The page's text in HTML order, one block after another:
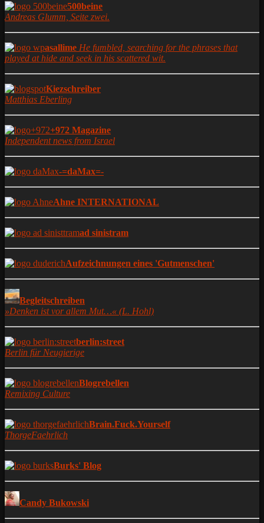
500beine
Andreas Glumm, Seite zwei.
asallime He fumbled, searching for the phrases that
played at hide and seek in his scattered wit.
Kiezschreiber
Matthias Eberling
+972 Magazine
Independent news from Israel
-=daMax=-
Ahne INTERNATIONAL
ad sinistram
Aufzeichnungen eines 'Gutmenschen'
Begleitschreiben
»Denken ist vor allem Mut…« (L. Hohl)
berlin:street
Berlin für Neugierige
Blogrebellen
Remixing Culture
Brain.Fuck.Yourself
ThorgeFaehrlich
Burks' Blog
Candy Bukowski